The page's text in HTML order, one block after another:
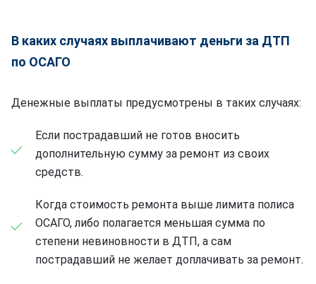
В каких случаях выплачивают деньги за ДТП
по ОСАГО
Денежные выплаты предусмотрены в таких случаях:
Если пострадавший не готов вносить
дополнительную сумму за ремонт из своих
средств.
Когда стоимость ремонта выше лимита полиса
ОСАГО, либо полагается меньшая сумма по
степени невиновности в ДТП, а сам
пострадавший не желает доплачивать за ремонт.